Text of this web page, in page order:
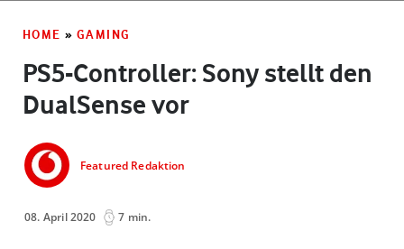
HOME » GAMING
PS5-Controller: Sony stellt den
DualSense vor
Featured Redaktion
08. April 2020 7 min.